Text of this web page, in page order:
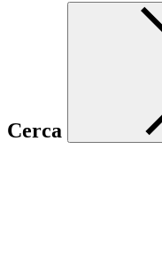
Cerca